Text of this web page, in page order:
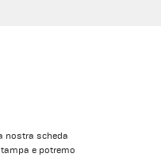
nostra scheda
e potremo